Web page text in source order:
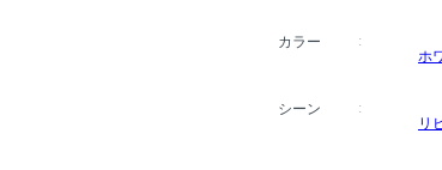
カラー
ホ
シーン
リ